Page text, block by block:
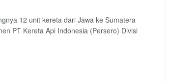
12 unit kereta dari Jawa ke Sumatera
PT Kereta Api Indonesia (Persero) Divisi